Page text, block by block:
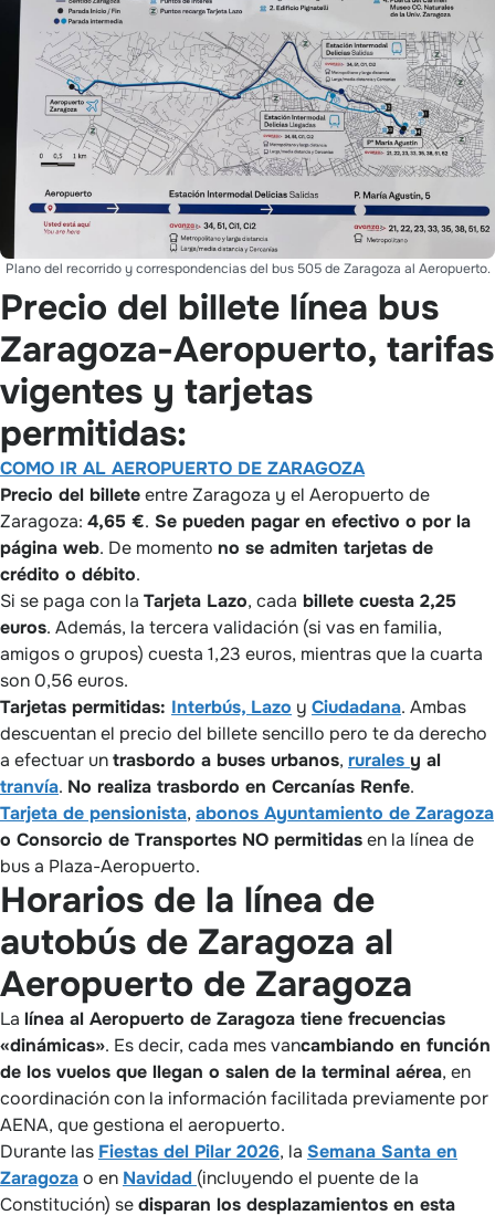
Plano del recorrido y correspondencias del bus 505 de Zaragoza al Aeropuerto.
Precio del billete línea bus
Zaragoza-Aeropuerto, tarifas
vigentes y tarjetas
permitidas:
COMO IR AL AEROPUERTO DE ZARAGOZA
Precio del billeteentre Zaragoza y el Aeropuerto de
Zaragoza: 4,65 €. Se pueden pagar en efectivo o por la
página web. De momento no se admiten tarjetas de
crédito o débito.
Si se paga con la Tarjeta Lazo, cada billete cuesta 2,25
euros. Además, la tercera validación (si vas en familia,
amigos o grupos) cuesta 1,23 euros, mientras que la cuarta
son 0,56 euros.
Tarjetas permitidas: Interbús, Lazo y Ciudadana. Ambas
descuentan el precio del billete sencillo pero te da derecho
a efectuar untrasbordo a buses urbanos, rurales y al
tranvía. No realiza trasbordo en Cercanías Renfe.
Tarjeta de pensionista, abonos Ayuntamiento de Zaragoza
o Consorcio de Transportes NO permitidasen la línea de
bus a Plaza-Aeropuerto.
Horarios de la línea de
autobús de Zaragoza al
Aeropuerto de Zaragoza
La línea al Aeropuerto de Zaragoza tiene frecuencias
«dinámicas». Es decir, cada mes vancambiando en función
de los vuelos que llegan o salen de la terminal aérea, en
coordinación con la información facilitada previamente por
AENA, que gestiona el aeropuerto.
Durante las Fiestas del Pilar 2026, la Semana Santa en
Zaragozao en Navidad (incluyendo el puente de la
Constitución) sedisparan los desplazamientos en esta